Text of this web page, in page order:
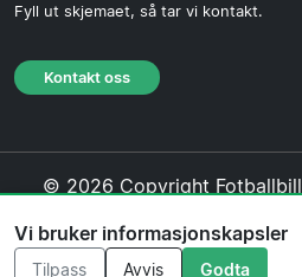
Fyll ut skjemaet, så tar vi kontakt.
Kontakt oss
© 2026 Copyright
Informasjonskapsel-policy
Vi bruker informasjonskapsler
Tilpass
Avvis Godta